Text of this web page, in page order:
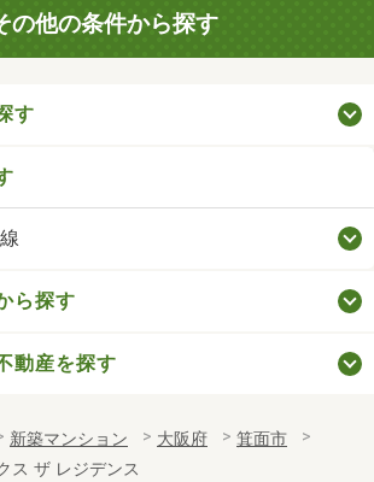
の他の条件から探す
す
ら探す
動産を探す
新築マンション 大阪府
箕面市
ス ザ レジデンス